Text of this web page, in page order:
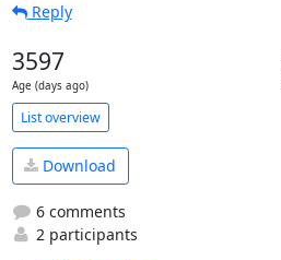
Reply
3597
Age (days ago)
List overview
Download
6 comments
2 participants